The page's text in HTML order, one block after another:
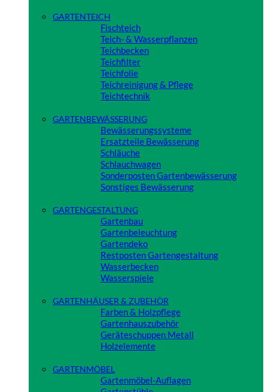
GARTENTEICH
Fischteich
Teich- & Wasserpflanzen
Teichbecken
Teichfilter
Teichfolie
Teichreinigung & Pflege
Teichtechnik
GARTENBEWÄSSERUNG
Bewässerungssysteme
Ersatzteile Bewässerung
Schläuche
Schlauchwagen
Sonderposten Gartenbewässerung
Sonstiges Bewässerung
GARTENGESTALTUNG
Gartenbau
Gartenbeleuchtung
Gartendeko
Restposten Gartengestaltung
Wasserbecken
Wasserspiele
GARTENHÄUSER & ZUBEHÖR
Farben & Holzpflege
Gartenhauszubehör
Geräteschuppen Metall
Holzelemente
GARTENMÖBEL
Gartenmöbel-Auflagen